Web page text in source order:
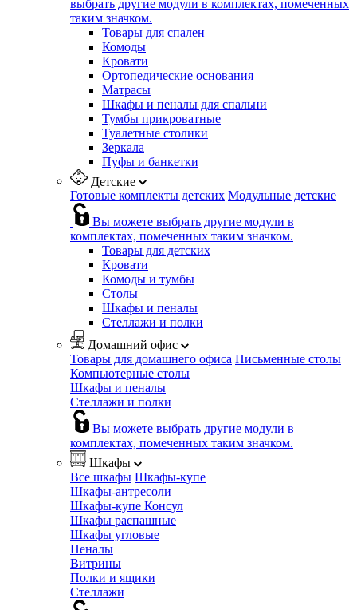
выбрать другие модули в комплектах, помеченных
таким значком.
Товары для спален
Комоды
Кровати
Ортопедические основания
Матрасы
Шкафы и пеналы для спальни
Тумбы прикроватные
Туалетные столики
Зеркала
Пуфы и банкетки
Детские
Готовые комплекты детских Модульные детские
Вы можете выбрать другие модули в
комплектах, помеченных таким значком.
Товары для детских
Кровати
Комоды и тумбы
Столы
Шкафы и пеналы
Стеллажи и полки
Домашний офис
Товары для домашнего офиса Письменные столы
Компьютерные столы
Шкафы и пеналы
Стеллажи и полки
Вы можете выбрать другие модули в
комплектах, помеченных таким значком.
Шкафы
Все шкафы Шкафы-купе
Шкафы-антресоли
Шкафы-купе Консул
Шкафы распашные
Шкафы угловые
Пеналы
Витрины
Полки и ящики
Стеллажи